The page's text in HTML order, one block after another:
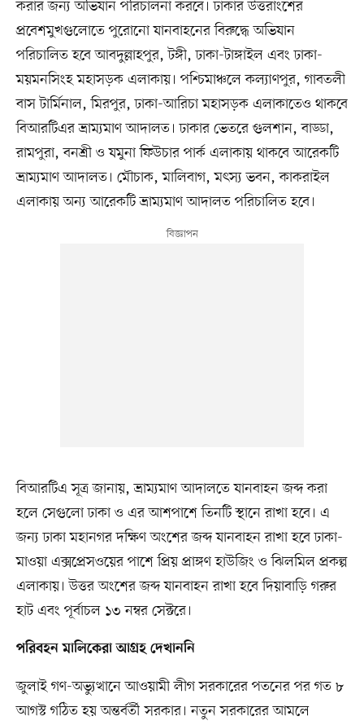
করার জন্য অভিযান পরিচালনা করবে। ঢাকার উত্তরাংশের
প্রবেশমুখগুলোতে পুরোনো যানবাহনের বিরুদ্ধে অভিযান
পরিচালিত হবে আবদুল্লাহপুর, টঙ্গী, ঢাকা-টাঙ্গাইল এবং ঢাকা-
ময়মনসিংহ মহাসড়ক এলাকায়। পশ্চিমাঞ্চলে কল্যাণপুর, গাবতলী
বাস টার্মিনাল, মিরপুর, ঢাকা-আরিচা মহাসড়ক এলাকাতেও থাকবে
বিআরটিএর ভ্রাম্যমাণ আদালত। ঢাকার ভেতরে গুলশান, বাড্ডা,
রামপুরা, বনশ্রী ও যমুনা ফিউচার পার্ক এলাকায় থাকবে আরেকটি
ভ্রাম্যমাণ আদালত। মৌচাক, মালিবাগ, মৎস্য ভবন, কাকরাইল
এলাকায় অন্য আরেকটি ভ্রাম্যমাণ আদালত পরিচালিত হবে।
বিআরটিএ সূত্র জানায়, ভ্রাম্যমাণ আদালতে যানবাহন জব্দ করা
হলে সেগুলো ঢাকা ও এর আশপাশে তিনটি স্থানে রাখা হবে। এ
জন্য ঢাকা মহানগর দক্ষিণ অংশের জব্দ যানবাহন রাখা হবে ঢাকা-
মাওয়া এক্সপ্রেসওয়ের পাশে প্রিয় প্রাঙ্গণ হাউজিং ও ঝিলমিল প্রকল্প
এলাকায়। উত্তর অংশের জব্দ যানবাহন রাখা হবে দিয়াবাড়ি গরুর
হাট এবং পূর্বাচল ১৩ নম্বর সেক্টরে।
পরিবহন মালিকেরা আগ্রহ দেখাননি
জুলাই গণ-অভ্যুত্থানে আওয়ামী লীগ সরকারের পতনের পর গত ৮
আগস্ট গঠিত হয় অন্তর্বর্তী সরকার। নতুন সরকারের আমলে